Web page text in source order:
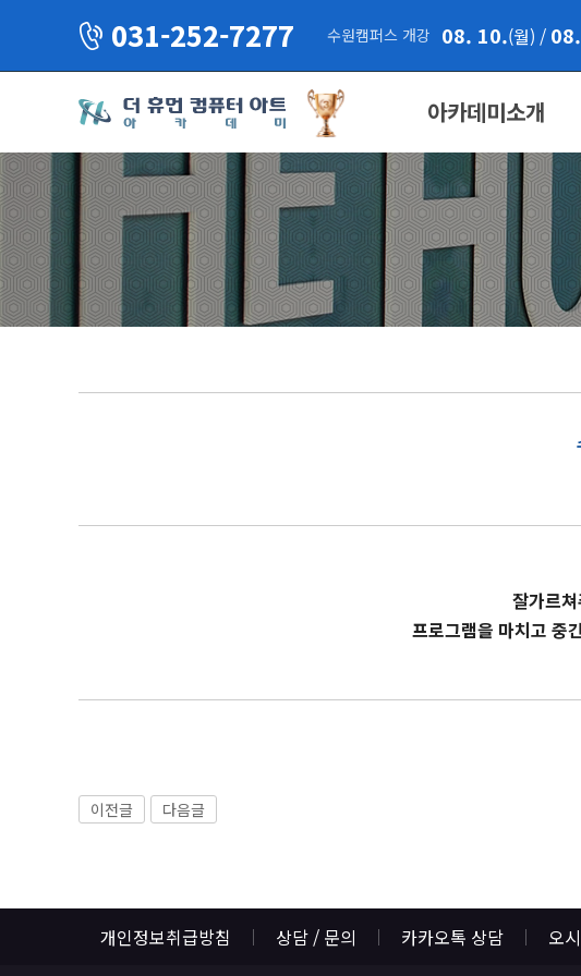
031-252-7277 수원캠퍼스 개강 08. 10.(월) /
아카데미소개
잘가르
프로그램을 마치고 중
이전글 다음글
개인정보취급방침 상담 / 문의 카카오톡 상담 오